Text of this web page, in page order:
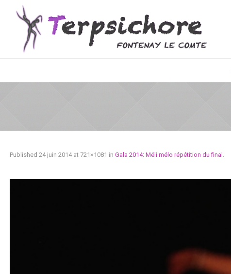
Published 24 juin 2014at 721×1081 in Gala 2014: Méli mélo répétition du final .